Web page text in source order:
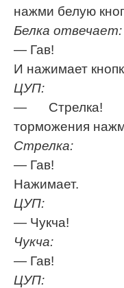
нажми белую
Белка отвечает:
— Гав!
И нажимает
ЦУП:
— Стрелка!
торможения
Стрелка:
— Гав!
Нажимает.
ЦУП:
— Чукча!
Чукча:
— Гав!
ЦУП: